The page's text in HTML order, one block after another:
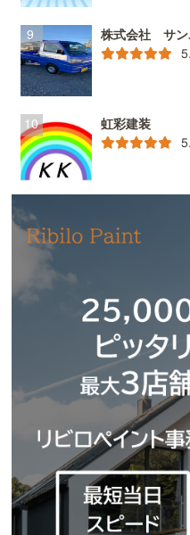
株式会社 サ
虹彩建装